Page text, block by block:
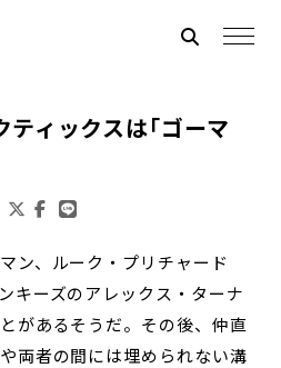
ティックスは「ゴーマ
ン、ルーク・プリチャード
キーズのアレックス・ターナ
があるそうだ。その後、仲直
両者の間には埋められない溝